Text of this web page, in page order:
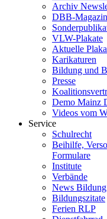
Archiv
DBB-Magazin
VLW-Plakate
Aktuelle
Karikaturen
Bildung und
Presse
Demo Mainz
Videos vom
Service
Schulrecht
Beihilfe,
Formulare
Institute
Verbände
News
Bildungszitate
Ferien RLP